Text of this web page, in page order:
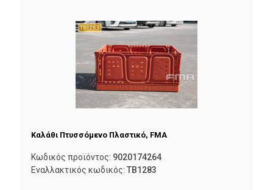
Καλάθι Πτυσσόμενο Πλαστικό, FMA
Κωδικός προϊόντος: 9020174264
Εναλλακτικός κωδικός: TB1283